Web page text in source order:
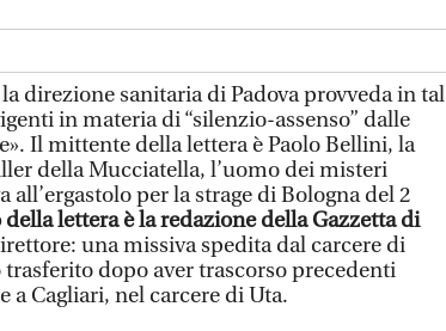
direzione sanitaria di Padova provveda in tal
in materia di “silenzio-assenso” dalle
Il mittente della lettera è Paolo Bellini, la
della Mucciatella, l’uomo dei misteri
per la strage di Bologna del 2
lettera è la redazione della Gazzetta di
una missiva spedita dal carcere di
trasferito dopo aver trascorso precedenti
a Cagliari, nel carcere di Uta.